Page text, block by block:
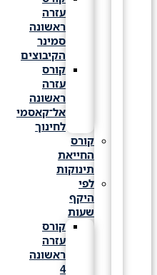
עזרה
ראשונה
סמינר
הקיבוצים
קורס
עזרה
ראשונה
אל־קאסמי
לחינוך
קורס
החייאת
תינוקות
לפי
היקף
שעות
קורס
עזרה
ראשונה